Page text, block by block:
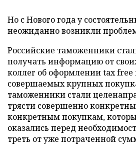
Но с Нового года у
неожиданно возникли
Российские таможенники
получать информацию от
коллег об оформлении tax free
совершаемых крупных
таможенники стали
трясти совершенно
конкретным покупкам,
оказались перед
треть от уже потраченной